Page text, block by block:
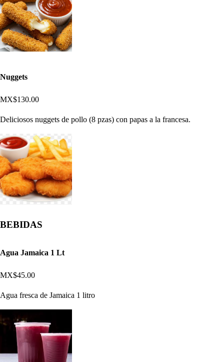
Nuggets
MX$130.00
Deliciosos nuggets de pollo (8 pzas) con papas a la francesa.
BEBIDAS
Agua Jamaica 1 Lt
MX$45.00
Agua fresca de Jamaica 1 litro